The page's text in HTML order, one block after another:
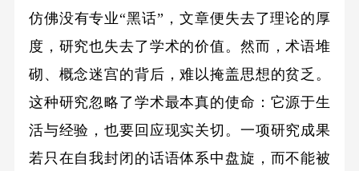
仿佛没有专业“黑话”，文章便失去了理论的厚
度，研究也失去了学术的价值。然而，术语堆
砌、概念迷宫的背后，难以掩盖思想的贫乏。
这种研究忽略了学术最本真的使命：它源于生
活与经验，也要回应现实关切。一项研究成果
若只在自我封闭的话语体系中盘旋，而不能被